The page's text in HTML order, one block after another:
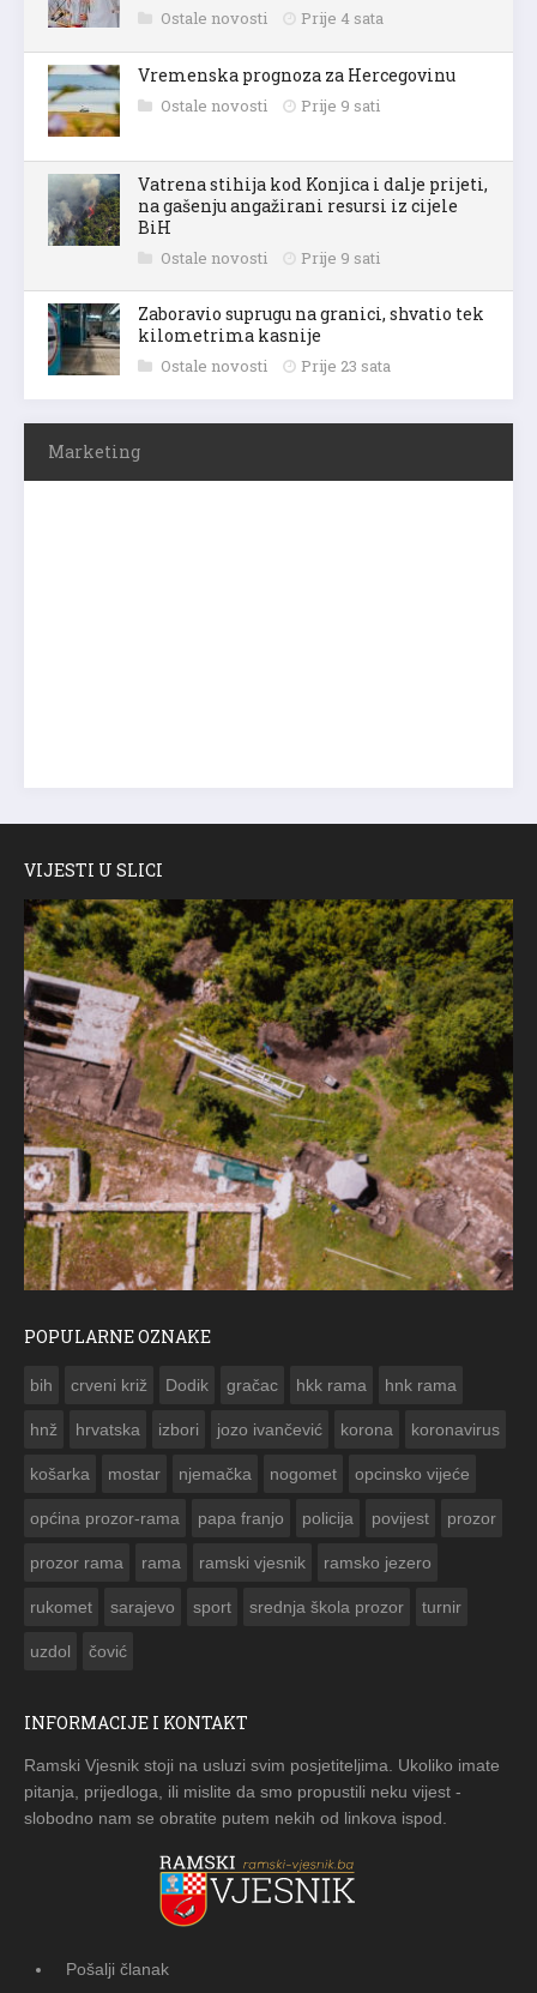
Ostale novosti Prije 4 sata
Vremenska prognoza za Hercegovinu
Ostale novosti Prije 9 sati
Vatrena stihija kod Konjica i dalje prijeti,
na gašenju angažirani resursi iz cijele
BiH
Ostale novosti Prije 9 sati
Zaboravio suprugu na granici, shvatio tek
kilometrima kasnije
Ostale novosti Prije 23 sata
Marketing
VIJESTI U SLICI
POPULARNE OZNAKE
bih crveni križ Dodik gračac hkk rama hnk rama
hnž hrvatska izbori jozo ivančević korona koronavirus
košarka mostar njemačka nogomet opcinsko vijeće
općina prozor-rama papa franjo policija povijest prozor
prozor rama rama ramski vjesnik ramsko jezero
rukomet sarajevo sport srednja škola prozor turnir
uzdol čović
INFORMACIJE I KONTAKT
Ramski Vjesnik stoji na usluzi svim posjetiteljima. Ukoliko imate
pitanja, prijedloga, ili mislite da smo propustili neku vijest -
slobodno nam se obratite putem nekih od linkova ispod.
Pošalji članak